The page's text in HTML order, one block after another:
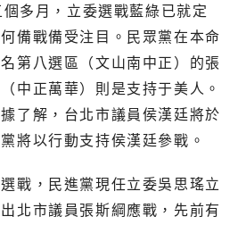
多月，立委選戰藍綠已就定
備戰備受注目。民眾黨在本命
第八選區（文山南中正）的張
中正萬華）則是支持于美人。
了解，台北市議員侯漢廷將於
將以行動支持侯漢廷參戰。
戰，民進黨現任立委吳思瑤立
北市議員張斯綱應戰，先前有